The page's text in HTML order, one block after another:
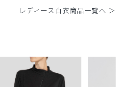
レディース白衣商品一覧へ ＞